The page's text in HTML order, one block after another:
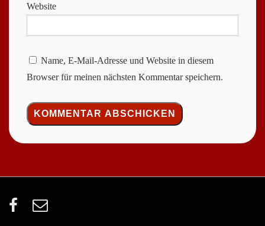
Website
Name, E-Mail-Adresse und Website in diesem
Browser für meinen nächsten Kommentar speichern.